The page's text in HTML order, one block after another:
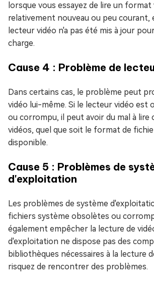
lorsque vous essayez de lire un format
relativement nouveau ou peu courant,
lecteur vidéo n'a pas été mis à jour
charge.
Cause 4 : Problème de
Dans certains cas, le problème peut
vidéo lui-même. Si le lecteur vidéo est
ou corrompu, il peut avoir du mal à
vidéos, quel que soit le format de
disponible.
Cause 5 : Problèmes de
d'exploitation
Les problèmes de système
fichiers système obsolètes ou
également empêcher la lecture de
d'exploitation ne dispose pas des
bibliothèques nécessaires à la lecture
risquez de rencontrer des problèmes.